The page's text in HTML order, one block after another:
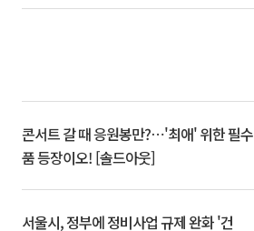
콘서트 갈 때 응원봉만?⋯'최애' 위한 필수
품 등장이오! [솔드아웃]
서울시, 정부에 정비사업 규제 완화 '건